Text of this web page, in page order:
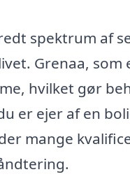
spektrum af
Grenaa,
hvilket gør
er ejer af en
mange